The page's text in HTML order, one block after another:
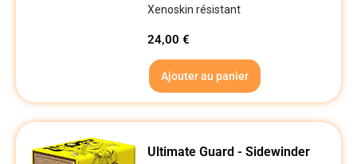
Xenoskin résistant
24,00€
Ajouter au panier
Ultimate Guard - Sidewinder